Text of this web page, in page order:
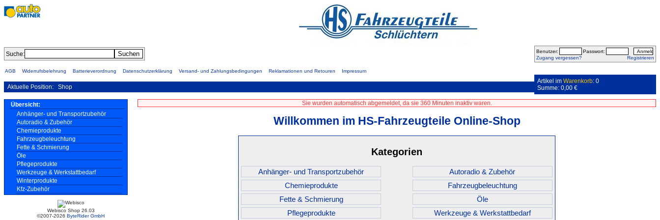
Suche: Benutzer:
Passwort:
Zugang vergessen?
Registrieren
AGB Widerrufsbelehrung Batterieverordnung Datenschutzerklärung Versand- und Zahlungsbedingungen Reklamationen und Retouren Impressum
Aktuelle Position: Shop
Artikel im Warenkorb: 0
Summe: 0,00 €
Übersicht:
Anhänger- und Transportzubehör
Autoradio & Zubehör
Chemieprodukte
Fahrzeugbeleuchtung
Fette & Schmierung
Öle
Pflegeprodukte
Werkzeuge & Werkstattbedarf
Winterprodukte
Kfz-Zubehör
Webisco Shop 26.03
©2007-2026 ByteRider GmbH
Sie wurden automatisch abgemeldet, da sie 360 Minuten inaktiv waren.
Willkommen im HS-Fahrzeugteile Online-Shop
Kategorien
Anhänger- und Transportzubehör
Autoradio & Zubehör
Chemieprodukte
Fahrzeugbeleuchtung
Fette & Schmierung
Öle
Pflegeprodukte
Werkzeuge & Werkstattbedarf